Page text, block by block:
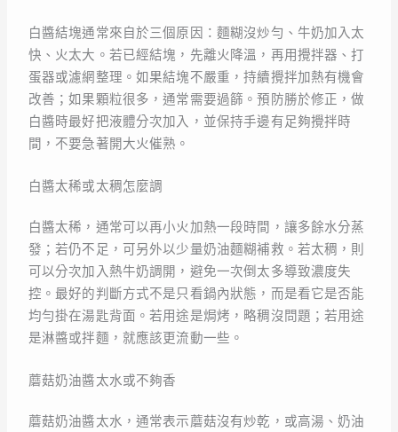
白醬結塊通常來自於三個原因：麵糊沒炒勻、牛奶加入太
快、火太大。若已經結塊，先離火降溫，再用攪拌器、打
蛋器或濾網整理。如果結塊不嚴重，持續攪拌加熱有機會
改善；如果顆粒很多，通常需要過篩。預防勝於修正，做
白醬時最好把液體分次加入，並保持手邊有足夠攪拌時
間，不要急著開大火催熟。
白醬太稀或太稠怎麼調
白醬太稀，通常可以再小火加熱一段時間，讓多餘水分蒸
發；若仍不足，可另外以少量奶油麵糊補救。若太稠，則
可以分次加入熱牛奶調開，避免一次倒太多導致濃度失
控。最好的判斷方式不是只看鍋內狀態，而是看它是否能
均勻掛在湯匙背面。若用途是焗烤，略稠沒問題；若用途
是淋醬或拌麵，就應該更流動一些。
蘑菇奶油醬太水或不夠香
蘑菇奶油醬太水，通常表示蘑菇沒有炒乾，或高湯、奶油